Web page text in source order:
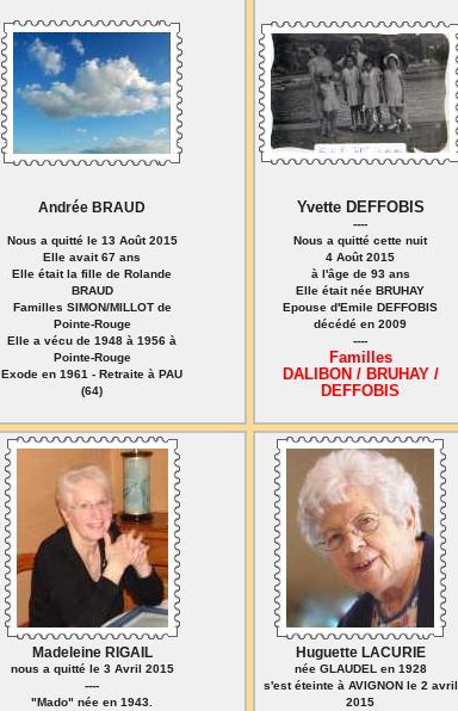
Andrée BRAUD
Nous a quitté le 13 Août 2015
Elle avait 67 ans
Elle était la fille de Rolande
BRAUD
Familles SIMON/MILLOT de
Pointe-Rouge
Elle a vécu de 1948 à 1956 à
Pointe-Rouge
Exode en 1961 - Retraite à PAU
(64)
Yvette DEFFOBIS
----
Nous a quitté cette nuit
4 Août 2015
à l'âge de 93 ans
Elle était née BRUHAY
Epouse d'Emile DEFFOBIS
décédé en 2009
----
Familles
DALIBON / BRUHAY /
DEFFOBIS
Madeleine RIGAIL
nous a quitté le 3 Avril 2015
----
"Mado" née en 1943.
Huguette LACURIE
née GLAUDEL en 1928
s'est éteinte à AVIGNON le 2 avril
2015